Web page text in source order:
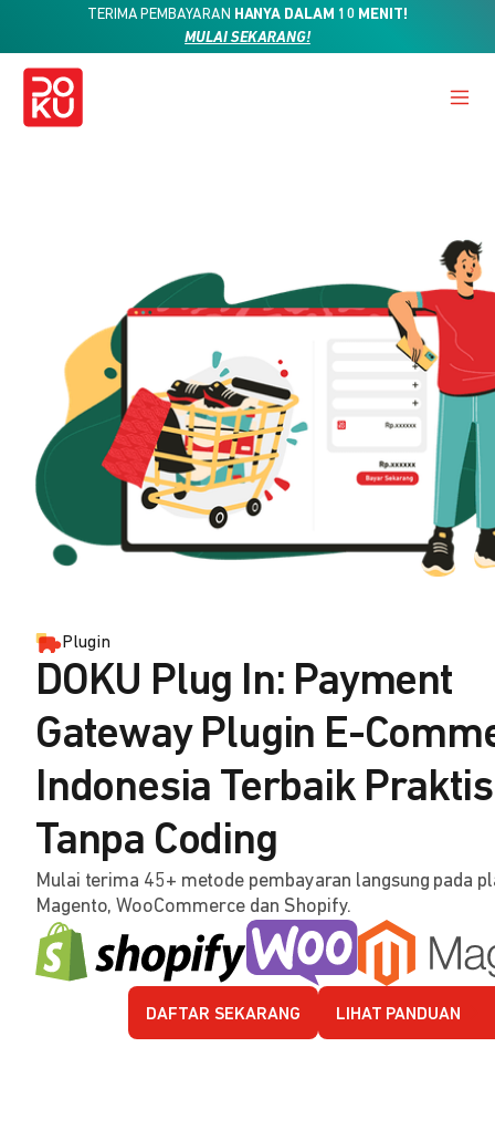
TERIMA PEMBAYARAN HANYA DALAM 10 MENIT!
MULAI SEKARANG!
Plugin
DOKU Plug In: Payment
Gateway Plugin E-
Indonesia Terbaik Praktis
Tanpa Coding
Mulai terima 45+ metode pembayaran langsung pada
Magento, WooCommerce dan Shopify.
DAFTAR SEKARANG LIHAT PANDUAN